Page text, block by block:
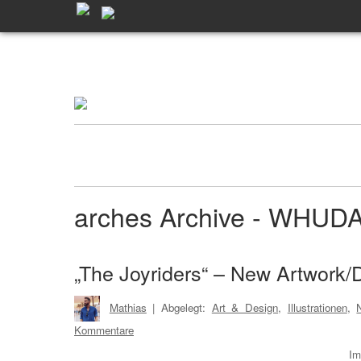
arches Archive -
„The Joyriders“ – New
Mathias | Abgelegt: Art & Design, Illustrationen,
Kommentare